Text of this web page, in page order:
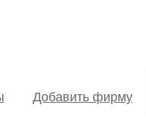
Добавить фирму